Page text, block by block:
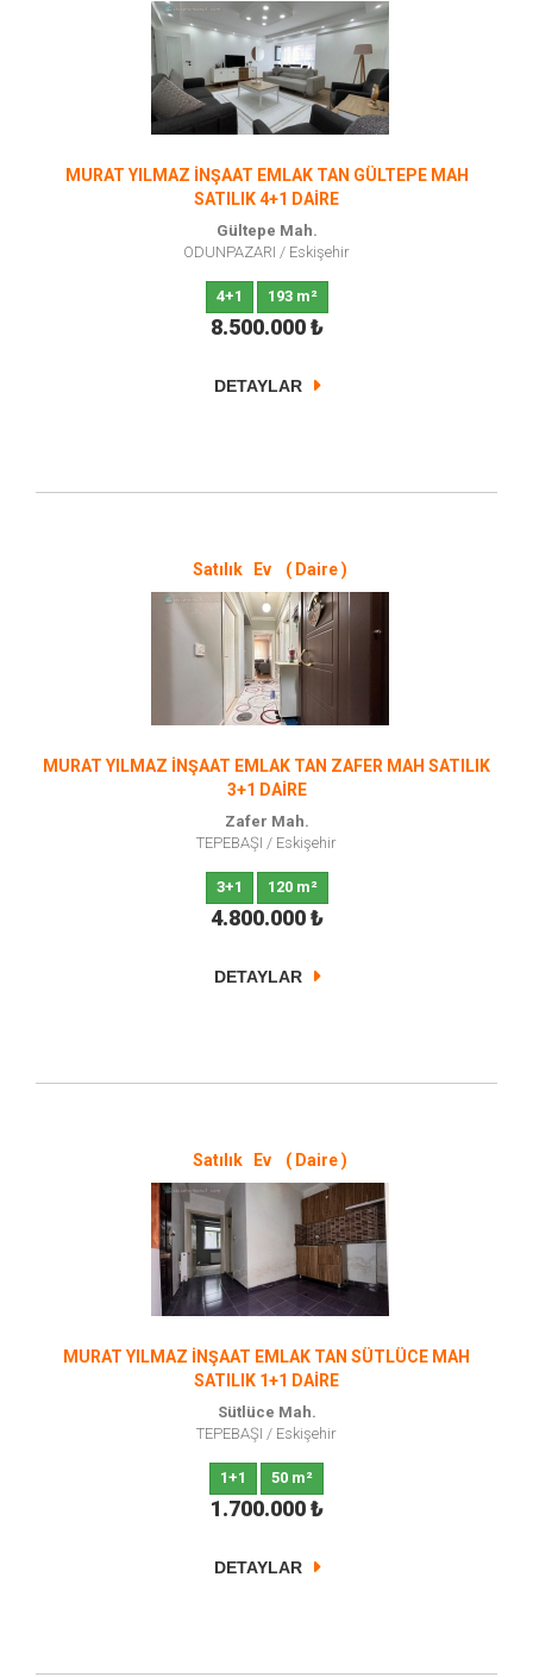
MURAT YILMAZ İNŞAAT EMLAK TAN GÜLTEPE MAH
SATILIK 4+1 DAİRE
Gültepe Mah.
ODUNPAZARI / Eskişehir
4+1 193 m²
8.500.000 ₺
DETAYLAR
Satılık Ev ( Daire )
MURAT YILMAZ İNŞAAT EMLAK TAN ZAFER MAH SATILIK
3+1 DAİRE
Zafer Mah.
TEPEBAŞI / Eskişehir
3+1 120 m²
4.800.000 ₺
DETAYLAR
Satılık Ev ( Daire )
MURAT YILMAZ İNŞAAT EMLAK TAN SÜTLÜCE MAH
SATILIK 1+1 DAİRE
Sütlüce Mah.
TEPEBAŞI / Eskişehir
1+1 50 m²
1.700.000 ₺
DETAYLAR